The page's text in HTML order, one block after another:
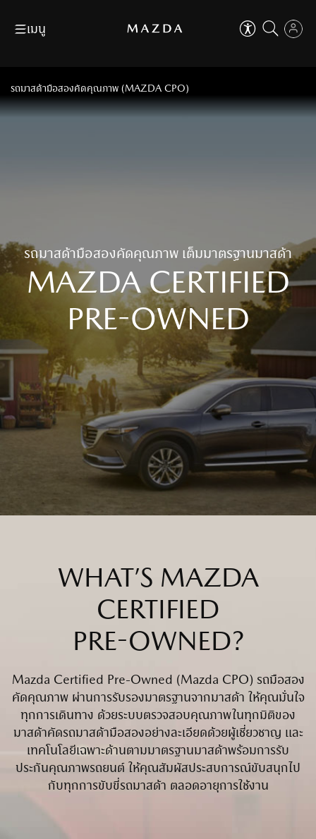
เมนู
EN TH
รุ่นรถ
MAZDA FAMILY
ข่าวสารและกิจกรรม
อุปกรณ์เสริม & ไลฟ์สไตล์
ติดต่อมาสด้า
ขอใบเสนอราคา จองทดลองขับ
ตัวช่วยในการใช้งานเว็บไซต์
ที่ใส่ใจทุกคน
เหมาะกับผู้มีปัญหาเรื่องตาบอดสี
ไม้บรรทัดช่วยอ่าน
เหมาะสำหรับการอ่านข้อมูลที่ยาว
โหมดโฟกัส
เหมาะสำหรับผู้ป่วย ADHD
ขยายลูกศร เม้าส์
เพื่อความสะดวกในการใช้งาน
คุณสามารถปรับการใช้งานเบื้องต้น
เพื่อเสริมประสบการ์ที่ดีในการใช้งานเว็บไซต์
เช่น การปรับขนาดตัวอักษร, ปรับโหมดโฟกัส เป็นต้น
ปรับเป็นสีขาวดำ
เหมาะกับผู้มีปัญหาเรื่องตาบอดสี
Aa ปรับขนาดตัวหนังสือ
100%
ปรับเป็นสีขาวดำ
เหมาะกับผู้มีปัญหาเรื่องตาบอดสี
ไม้บรรทัดช่วยอ่าน
เหมาะสำหรับการอ่านข้อมูลที่ยาว
ขยายลูกศร เม้าส์
เพื่อความสะดวกในการใช้งาน
ข้าม
รถมาสด้ามือสองคัดคุณภาพ (MAZDA CPO)
รถมาสด้ามือสองคัดคุณภาพ เต็มมาตรฐานมาสด้า​
MAZDA CERTIFIED
PRE-OWNED
WHAT’S MAZDA
CERTIFIED
PRE-OWNED?
Mazda Certified Pre-Owned (Mazda CPO) รถมือสอง
คัดคุณภาพ ผ่านการรับรองมาตรฐานจากมาสด้า ให้คุณมั่นใจ
ทุกการเดินทาง ด้วยระบบตรวจสอบคุณภาพในทุกมิติของ
มาสด้าคัดรถมาสด้ามือสองอย่างละเอียดด้วยผู้เชี่ยวชาญ และ
เทคโนโลยีเฉพาะด้านตามมาตรฐานมาสด้าพร้อมการรับ
ประกันคุณภาพรถยนต์ ให้คุณสัมผัสประสบการณ์ขับสนุกไป
กับทุกการขับขี่รถมาสด้า ตลอดอายุการใช้งาน​